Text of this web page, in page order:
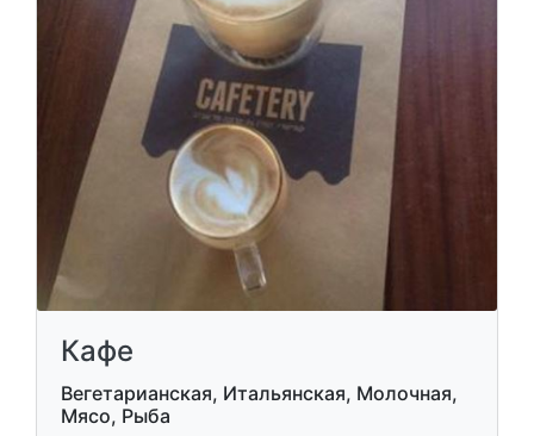
Кафе
Вегетарианская, Итальянская, Молочная,
Мясо, Рыба